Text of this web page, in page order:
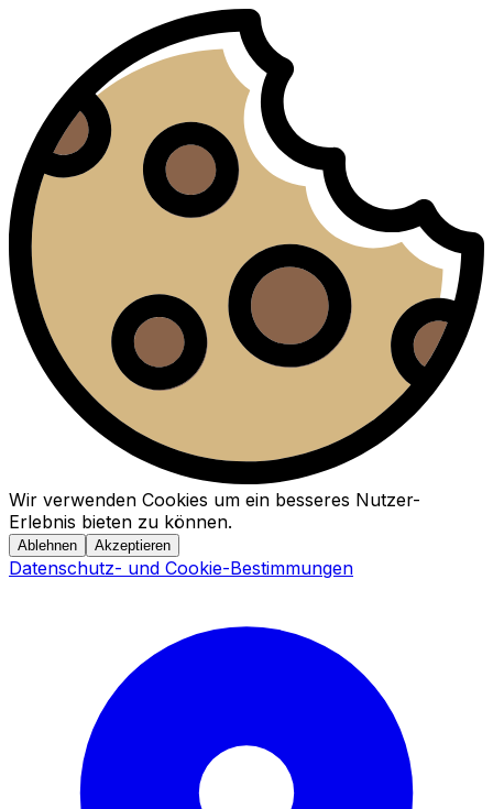
Wir verwenden Cookies um ein besseres Nutzer-
Erlebnis bieten zu können.
Ablehnen Akzeptieren
Datenschutz- und Cookie-Bestimmungen